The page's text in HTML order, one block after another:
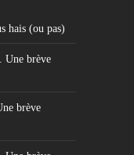
hais (ou pas)
Une brève
brève